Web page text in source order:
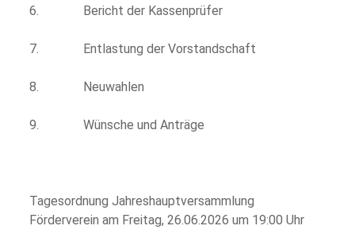
6. Bericht der Kassenprüfer
7. Entlastung der Vorstandschaft
8. Neuwahlen
9. Wünsche und Anträge
Tagesordnung Jahreshauptversammlung
Förderverein am Freitag, 26.06.2026 um 19:00 Uhr